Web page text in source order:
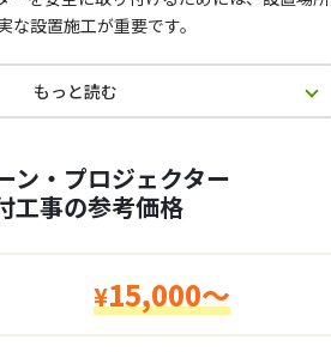
設置施工が重要です。
もっと読む
ン・プロジェクター
工事の参考価格
¥15,000～